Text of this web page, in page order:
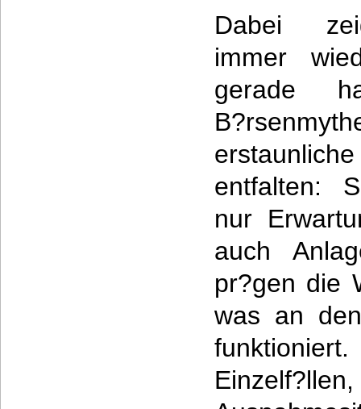
Dabei
immer
gerade
entfalten:
nur
auch
pr?gen die
was an